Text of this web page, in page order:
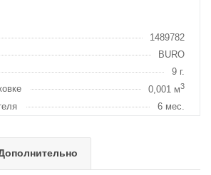
1489782
BURO
9 г.
0,001 м3
6 мес.